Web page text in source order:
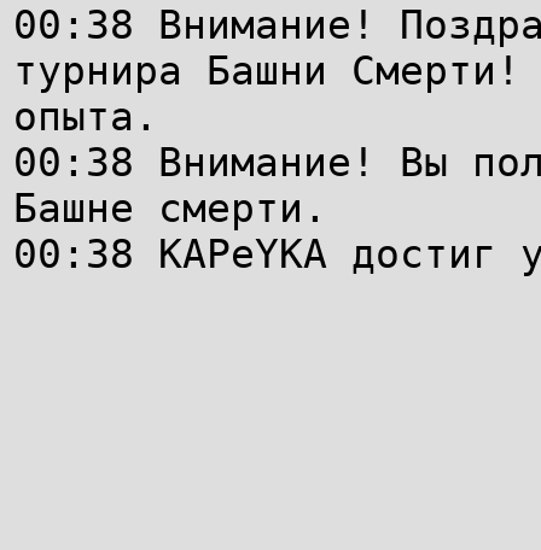
00:38 Внимание!
турнира Башни
опыта.
00:38 Внимание! Вы
Башне смерти.
00:38 KAPeYKA достиг